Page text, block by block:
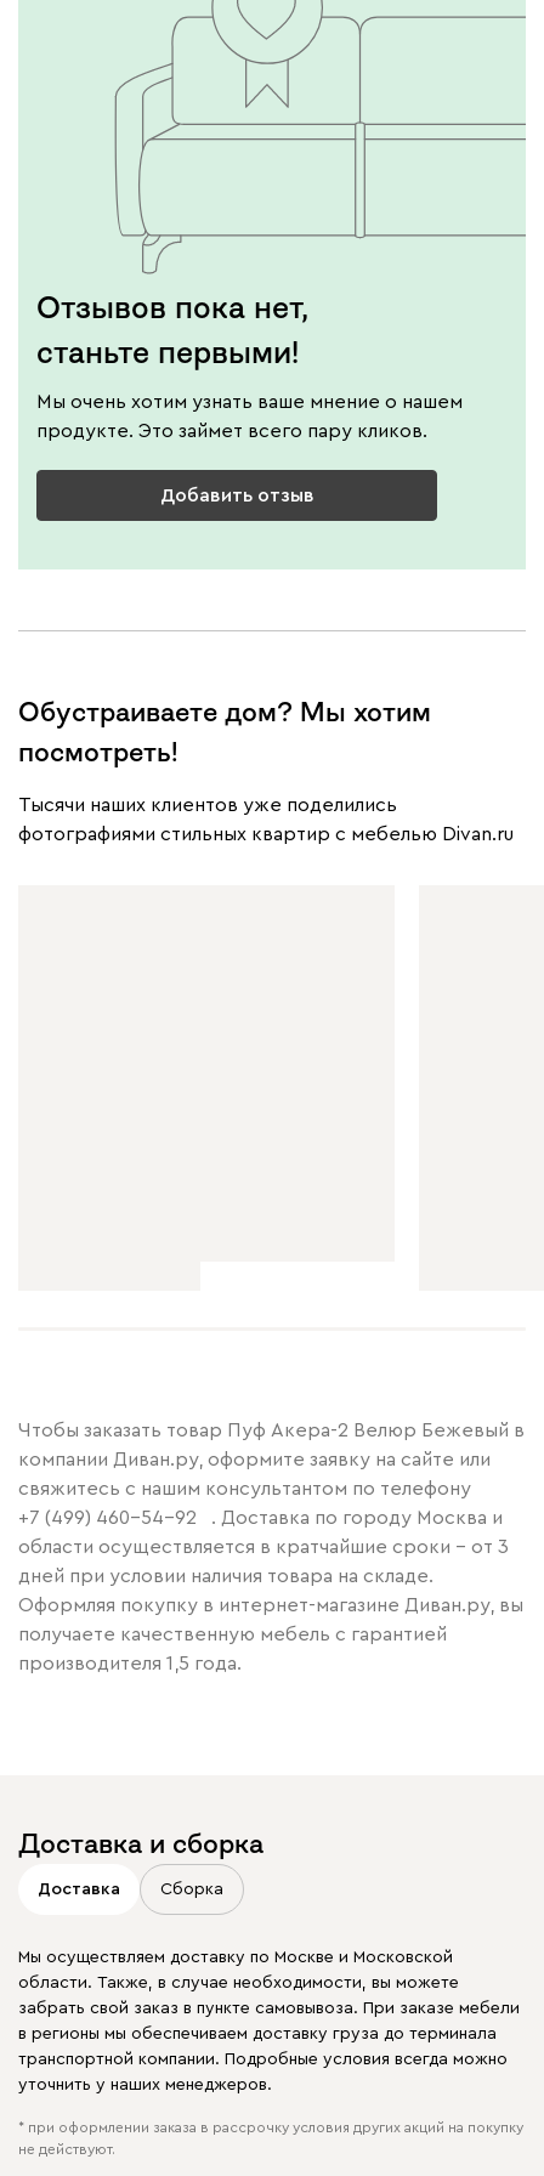
Отзывов пока нет,
станьте первыми!
Мы очень хотим узнать ваше мнение о нашем
продукте. Это займет всего пару кликов.
Добавить отзыв
Обустраиваете дом? Мы хотим
посмотреть!
Тысячи наших клиентов уже поделились
фотографиями стильных квартир с мебелью Divan.ru
Чтобы заказать товар Пуф Акера-2 Велюр Бежевый в
компании Диван.ру, оформите заявку на сайте или
свяжитесь с нашим консультантом по телефону
+7 (499) 460-54-92
. Доставка по городу Москва и
области осуществляется в кратчайшие сроки – от 3
дней при условии наличия товара на складе.
Оформляя покупку в интернет-магазине Диван.ру, вы
получаете качественную мебель с гарантией
производителя 1,5 года.
Доставка и сборка
Доставка Сборка
Мы осуществляем доставку по Москве и Московской
области. Также, в случае необходимости, вы можете
забрать свой заказ в пункте самовывоза. При заказе мебели
в регионы мы обеспечиваем доставку груза до терминала
транспортной компании. Подробные условия всегда можно
уточнить у наших менеджеров.
* при оформлении заказа в рассрочку условия других акций на покупку
не действуют.